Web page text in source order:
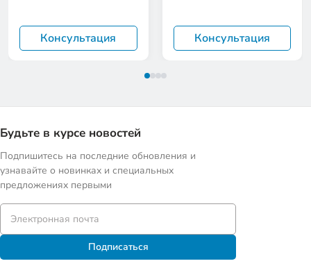
Консультация Консультация
Будьте в курсе новостей
Подпишитесь на последние обновления и
узнавайте о новинках и специальных
предложениях первыми
Подписаться